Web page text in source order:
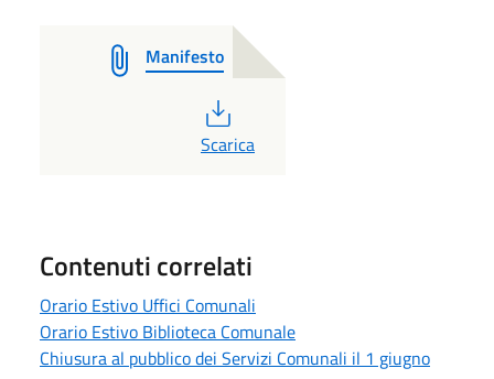
Manifesto
PDF
Scarica
Contenuti correlati
Orario Estivo Uffici Comunali
Orario Estivo Biblioteca Comunale
Chiusura al pubblico dei Servizi Comunali il 1 giugno